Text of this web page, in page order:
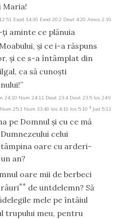
Maria!
Exod 14:30 Exod 20:2 Deut 4:20 Amos 2:10
aminte ce plănuia
şi ce i-a răspuns
şi ce s-a întâmplat din
ca să cunoşti
24:10 Num 24:11 Deut 23:4 Deut 23:5 Ios 24:9
Num 25:1 Num 33:49 Ios 4:19 Ios 5:10 † Jud 5:11
pe Domnul şi cu ce mă
celui
oare cu arderi-
an?
oare mii de berbeci
râuri** de untdelemn? Să
mele pe întâiul
trupului meu, pentru